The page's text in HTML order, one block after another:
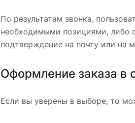
По результатам звонка,
необходимыми позициями, либо
подтверждение на почту или на
Оформление заказа в
Если вы уверены в выборе, то